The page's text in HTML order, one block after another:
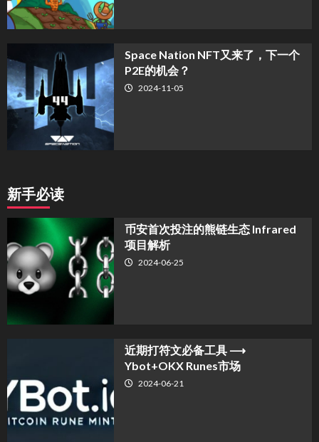
Space Nation NFT又来了，下一个
P2E的机会？
2024-11-05
新手必读
币安首次投注的熊链生态 Infrared
项目解析
2024-06-25
近期打符文必备工具 ⟶
Ybot+OKX Runes市场
2024-06-21